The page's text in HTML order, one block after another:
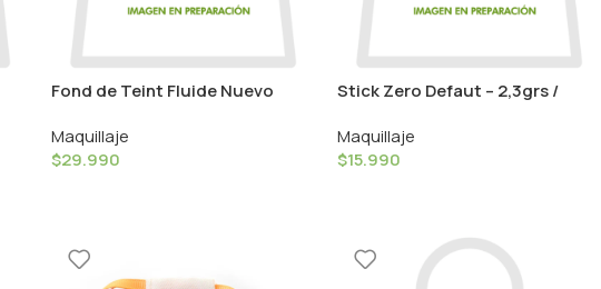
Fond de Teint Fluide Nuevo
Maquillaje
$29.990
Stick Zero Defaut – 2,3grs /
Maquillaje
$15.990